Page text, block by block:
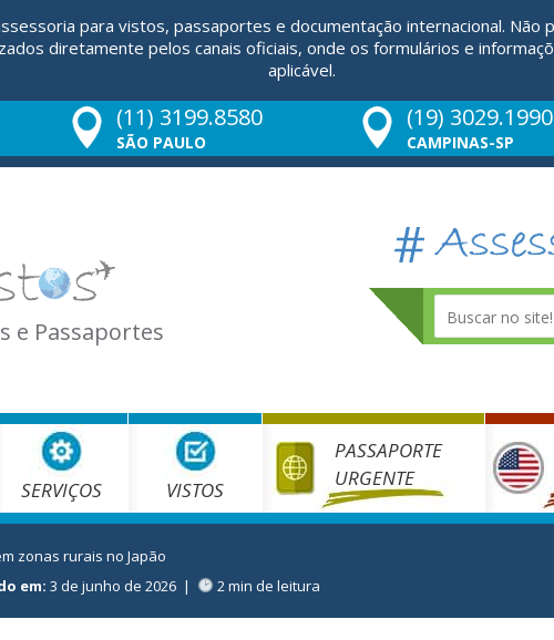
para vistos, passaportes e documentação internacional. Não
diretamente pelos canais oficiais, onde os formulários e
aplicável.
(11) 3199.8580
SÃO PAULO
(19) 3029.1990
CAMPINAS-SP
e Passaportes
SERVIÇOS VISTOS
PASSAPORTE
URGENTE
zonas rurais no Japão
em: 3 de junho de 2026 | 2 min de leitura